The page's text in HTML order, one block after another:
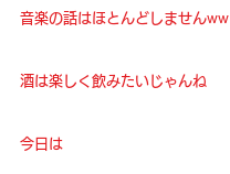
音楽の話はほとんどしませんww
酒は楽しく飲みたいじゃんね
今日は